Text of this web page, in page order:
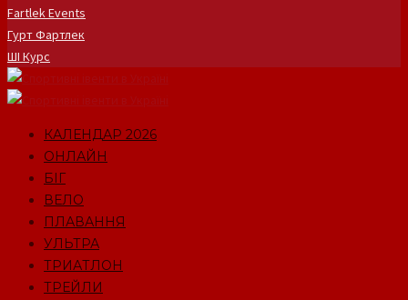
Fartlek Events
Гурт Фартлек
ШІ Курс
КАЛЕНДАР 2026
ОНЛАЙН
БІГ
ВЕЛО
ПЛАВАННЯ
УЛЬТРА
ТРИАТЛОН
ТРЕЙЛИ